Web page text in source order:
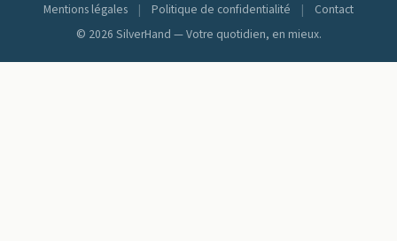
Mentions légales | Politique de confidentialité |
Contact
© 2026 SilverHand — Votre quotidien, en mieux.